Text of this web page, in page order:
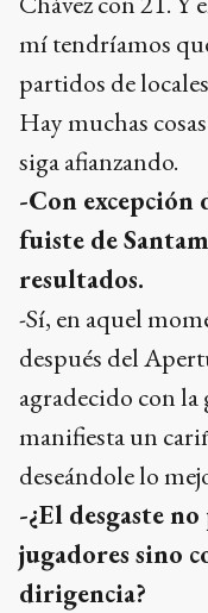
mí tendríamos
partidos de
Hay muchas
siga afianzando.
-Con excepción
fuiste de
resultados.
-Sí, en aquel
después del
agradecido con la
manifiesta un
deseándole lo
-¿El desgaste
jugadores sino
dirigencia?